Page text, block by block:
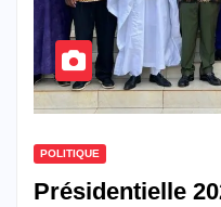
POLITIQUE
Présidentielle